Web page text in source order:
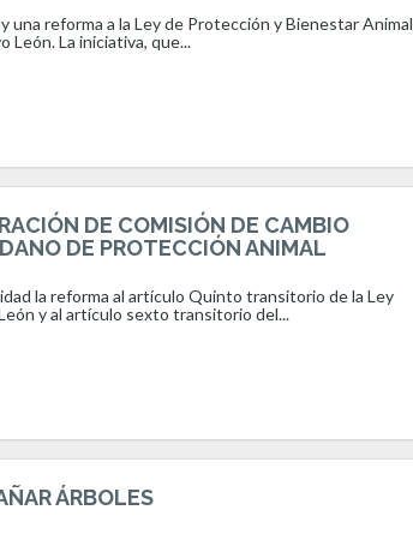
una reforma a la Ley de Protección y Bienestar Animal
León. La iniciativa, que...
DE COMISIÓN DE CAMBIO
DE PROTECCIÓN ANIMAL
la reforma al artículo Quinto transitorio de la Ley
y al artículo sexto transitorio del...
ÁRBOLES